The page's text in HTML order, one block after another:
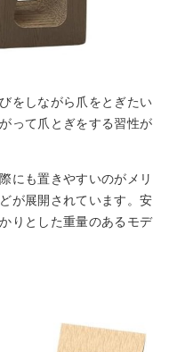
をしながら爪をとぎたい
って爪とぎをする習性が
にも置きやすいのがメリ
が展開されています。安
りとした重量のあるモデ